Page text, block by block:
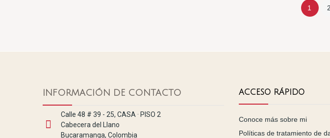
1 2
INFORMACIÓN DE CONTACTO
Calle 48 # 39 - 25, CASA · PISO 2
Cabecera del Llano
Bucaramanga, Colombia
ACCESO RÁPIDO
Conoce más sobre mi
Políticas de tratamiento de